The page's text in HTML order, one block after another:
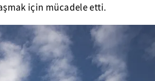
için mücadele etti.